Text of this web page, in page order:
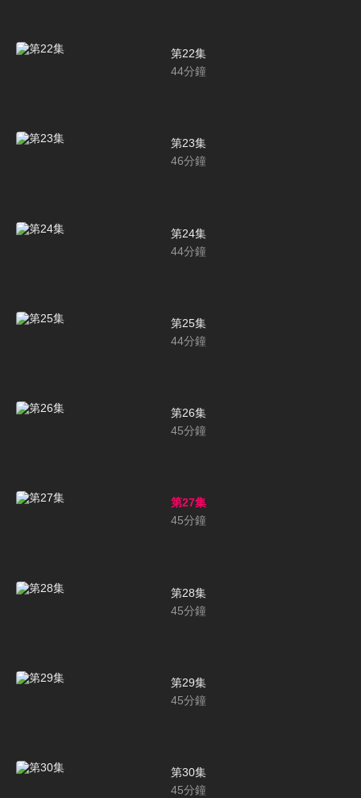
第22集
44分鐘
第23集
46分鐘
第24集
44分鐘
第25集
44分鐘
第26集
45分鐘
第27集
45分鐘
第28集
45分鐘
第29集
45分鐘
第30集
45分鐘